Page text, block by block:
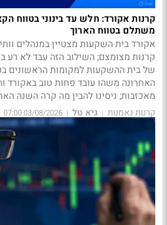
קרנות אקורד: חלש עד בינוני בטווח
משתלם בטווח הארוך
אקורד בית השקעות מצטיין במנהלים
קרנות מצומצם; השילוב הזה עבד לא רע
של בית ההשקעות למקומות הראשונים
האחרונה משהו עובד פחות טוב באקורד
מאכזבות; ניסינו להבין מה קרה השנה
קרנות נאמנות | גיא טל |
03/08/2026 07:00